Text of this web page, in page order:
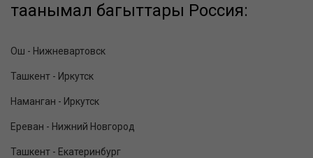
таанымал багыттары Россия:
Ош - Нижневартовск
Ташкент - Иркутск
Наманган - Иркутск
Ереван - Нижний Новгород
Ташкент - Екатеринбург